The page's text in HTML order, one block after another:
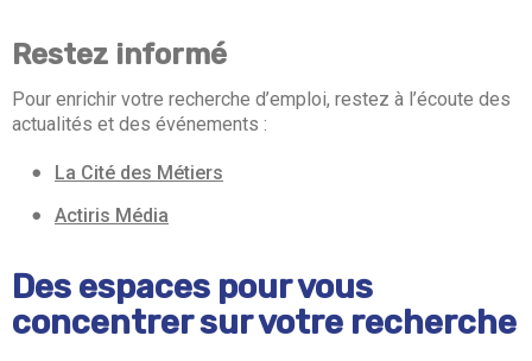
Restez informé
Pour enrichir votre recherche d’emploi, restez à l’écoute des
actualités et des événements :
La Cité des Métiers
Actiris Média
Des espaces pour vous
concentrer sur votre recherche